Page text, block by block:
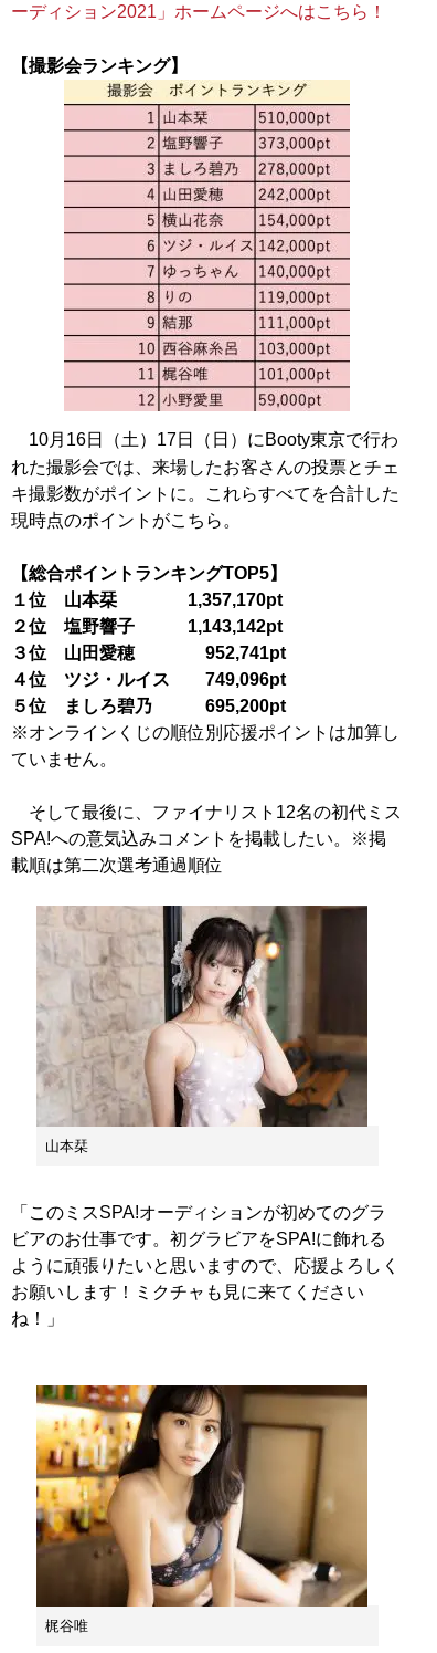
ーディション2021」ホームページへはこちら！
【撮影会ランキング】
10月16日（土）17日（日）にBooty東京で行わ
れた撮影会では、来場したお客さんの投票とチェ
キ撮影数がポイントに。これらすべてを合計した
現時点のポイントがこちら。
【総合ポイントランキングTOP5】
１位 山本栞 1,357,170pt
２位 塩野響子 1,143,142pt
３位 山田愛穂 952,741pt
４位 ツジ・ルイス 749,096pt
５位 ましろ碧乃 695,200pt
※オンラインくじの順位別応援ポイントは加算し
ていません。
そして最後に、ファイナリスト12名の初代ミス
SPA!への意気込みコメントを掲載したい。※掲
載順は第二次選考通過順位
山本栞
「このミスSPA!オーディションが初めてのグラ
ビアのお仕事です。初グラビアをSPA!に飾れる
ように頑張りたいと思いますので、応援よろしく
お願いします！ミクチャも見に来てください
ね！」
梶谷唯